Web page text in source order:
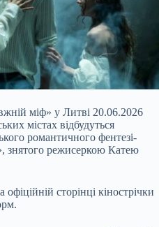
міф» у Литві 20.06.2026
містах відбудуться
романтичного фентезі-
знятого режисеркою Катею
сторінці кінострічки